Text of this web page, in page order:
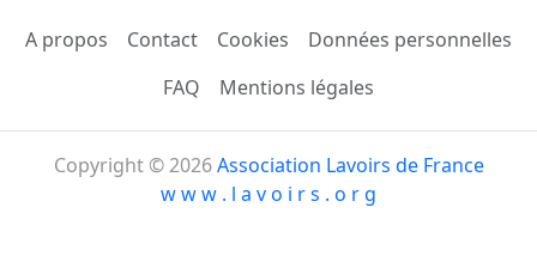
A propos Contact Cookies
Données personnelles
FAQ
Mentions légales
Copyright © 2026Association Lavoirs de France
w w w . l a v o i r s . o r g